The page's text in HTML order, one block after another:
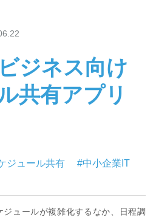
ジネス向け
共有アプリ
ジュール共有
#中小企業IT
ュールが複雑化するなか、日程調